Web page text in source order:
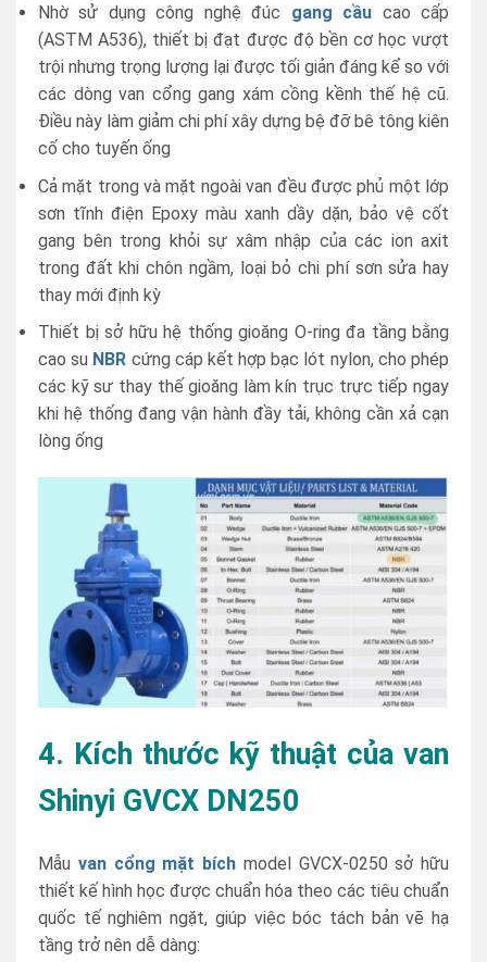
Nhờ sử dụng công nghệ đúc gang cầu cao cấp
(ASTM A536), thiết bị đạt được độ bền cơ học vượt
trội nhưng trọng lượng lại được tối giản đáng kể so với
các dòng van cổng gang xám cồng kềnh thế hệ cũ.
Điều này làm giảm chi phí xây dựng bệ đỡ bê tông kiên
cố cho tuyến ống
Cả mặt trong và mặt ngoài van đều được phủ một lớp
sơn tĩnh điện Epoxy màu xanh dầy dặn, bảo vệ cốt
gang bên trong khỏi sự xâm nhập của các ion axit
trong đất khi chôn ngầm, loại bỏ chi phí sơn sửa hay
thay mới định kỳ
Thiết bị sở hữu hệ thống gioăng O-ring đa tầng bằng
cao su NBR cứng cáp kết hợp bạc lót nylon, cho phép
các kỹ sư thay thế gioăng làm kín trục trực tiếp ngay
khi hệ thống đang vận hành đầy tải, không cần xả cạn
lòng ống
4. Kích thước kỹ thuật của van
Shinyi GVCX DN250
Mẫu van cổng mặt bích model GVCX-0250 sở hữu
thiết kế hình học được chuẩn hóa theo các tiêu chuẩn
quốc tế nghiêm ngặt, giúp việc bóc tách bản vẽ hạ
tầng trở nên dễ dàng: